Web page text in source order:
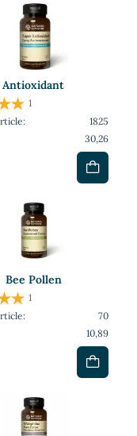
Antioxidant
1
1825
30,26
Bee Pollen
1
70
10,89